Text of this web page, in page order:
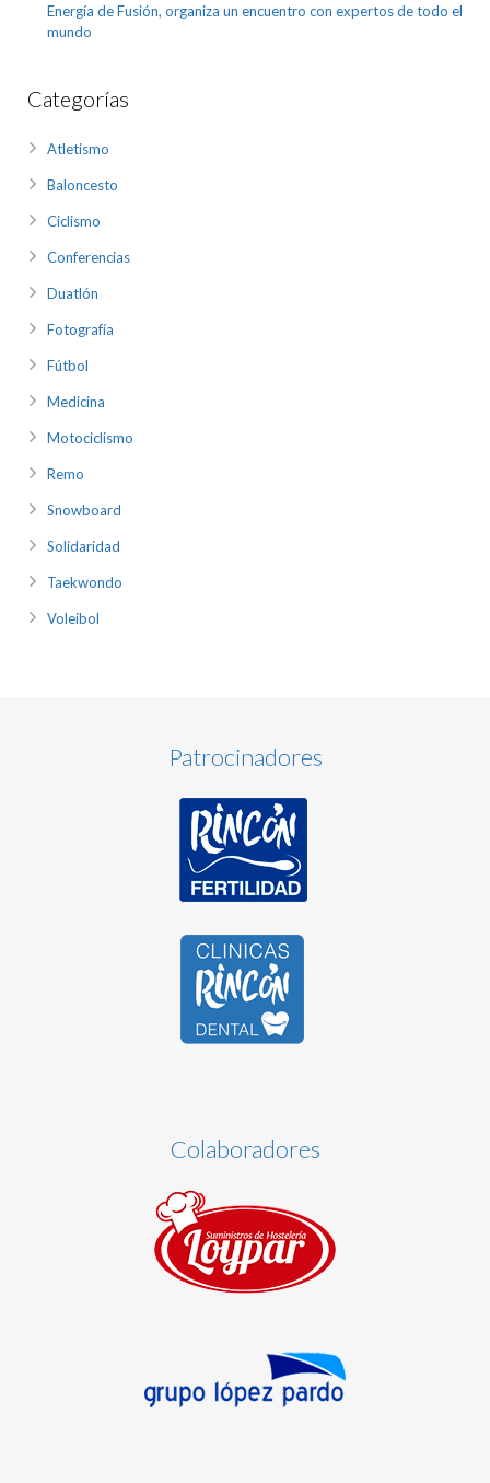
Energía de Fusión, organiza un encuentro con expertos de todo el
mundo
Categorías
Atletismo
Baloncesto
Ciclismo
Conferencias
Duatlón
Fotografía
Fútbol
Medicina
Motociclismo
Remo
Snowboard
Solidaridad
Taekwondo
Voleibol
Patrocinadores
Colaboradores